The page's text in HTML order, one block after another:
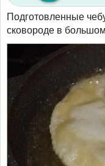
Подготовленные
сковороде в